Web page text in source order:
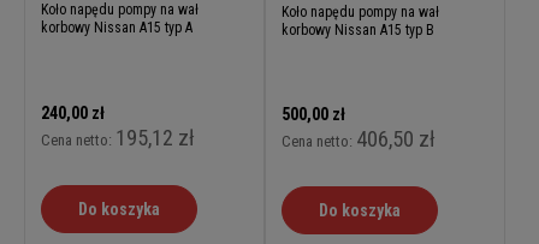
Koło napędu pompy na wał
korbowy Nissan A15 typ A
240,00 zł
Cena netto: 195,12 zł
Do koszyka
Koło napędu pompy na wał
korbowy Nissan A15 typ B
500,00 zł
Cena netto: 406,50 zł
Do koszyka